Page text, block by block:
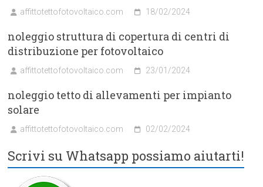
affittotettofotovoltaico.com 18/02/2024
noleggio struttura di copertura di centri di
distribuzione per fotovoltaico
affittotettofotovoltaico.com 23/01/2024
noleggio tetto di allevamenti per impianto
solare
affittotettofotovoltaico.com 02/02/2024
Scrivi su Whatsapp possiamo aiutarti!